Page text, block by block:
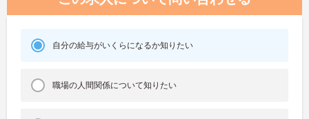
自分の給与がいくらになるか知りたい
職場の人間関係について知りたい